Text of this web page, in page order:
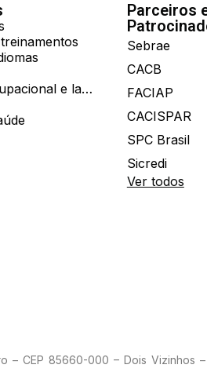
Medicina ocupacional e laboratorial
Parceiros
Sebrae
CACB
FACIAP
CACISPAR
SPC Brasil
Sicredi
Ver todos
– CEP 85660-000 – Dois Vizinhos